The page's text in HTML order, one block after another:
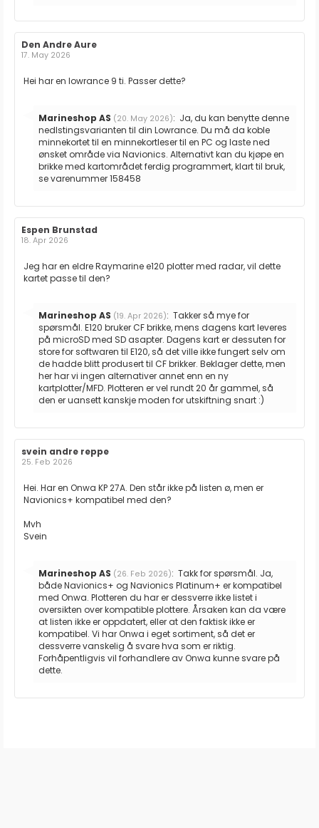
Forfatter:
Den Andre Aure
17. May 2026
Omtaletekst:
Hei har en lowrance 9 ti. Passer dette?
Svar
fra:
Marineshop AS (20. May 2026): Ja, du kan benytte denne
nedlstingsvarianten til din Lowrance. Du må da koble
minnekortet til en minnekortleser til en PC og laste ned
ønsket område via Navionics. Alternativt kan du kjøpe en
brikke med kartområdet ferdig programmert, klart til bruk,
se varenummer 158458
Forfatter:
Espen Brunstad
18. Apr 2026
Omtaletekst:
Jeg har en eldre Raymarine e120 plotter med radar, vil dette
kartet passe til den?
Svar
fra:
Marineshop AS (19. Apr 2026): Takker så mye for
spørsmål. E120 bruker CF brikke, mens dagens kart leveres
på microSD med SD asapter. Dagens kart er dessuten for
store for softwaren til E120, så det ville ikke fungert selv om
de hadde blitt produsert til CF brikker. Beklager dette, men
her har vi ingen alternativer annet enn en ny
kartplotter/MFD. Plotteren er vel rundt 20 år gammel, så
den er uansett kanskje moden for utskiftning snart :)
Forfatter:
svein andre reppe
25. Feb 2026
Omtaletekst:
Hei. Har en Onwa KP 27A. Den står ikke på listen ø, men er
Navionics+ kompatibel med den?
Mvh
Svein
Svar
fra:
Marineshop AS (26. Feb 2026): Takk for spørsmål. Ja,
både Navionics+ og Navionics Platinum+ er kompatibel
med Onwa. Plotteren du har er dessverre ikke listet i
oversikten over kompatible plottere. Årsaken kan da være
at listen ikke er oppdatert, eller at den faktisk ikke er
kompatibel. Vi har Onwa i eget sortiment, så det er
dessverre vanskelig å svare hva som er riktig.
Forhåpentligvis vil forhandlere av Onwa kunne svare på
dette.